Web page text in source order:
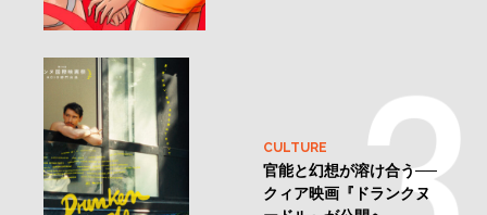
LOVE
セックスを楽しむ人こそ